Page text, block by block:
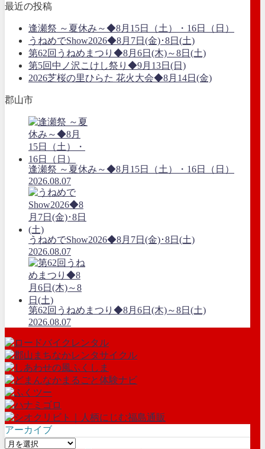
最近の投稿
逢瀬祭 ～夏休み～◆8月15日（土）・16日（日）
うねめでShow2026◆8月7日(金)･8日(土)
第62回うねめまつり◆8月6日(木)～8日(土)
第5回中ノ沢こけし祭り◆9月13日(日)
2026芝桜の里ひらた 花火大会◆8月14日(金)
郡山市
逢瀬祭 ～夏休み～◆8月15日（土）・16日（日）
2026.08.07
うねめでShow2026◆8月7日(金)･8日(土)
2026.08.07
第62回うねめまつり◆8月6日(木)～8日(土)
2026.08.07
アーカイブ
ア